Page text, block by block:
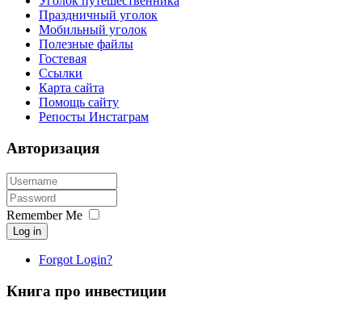
Праздничный уголок
Мобильный уголок
Полезные файлы
Гостевая
Ссылки
Карта сайта
Помощь сайту
Репосты Инстаграм
Авторизация
Remember Me
Log in
Forgot Login?
Книга про инвестиции